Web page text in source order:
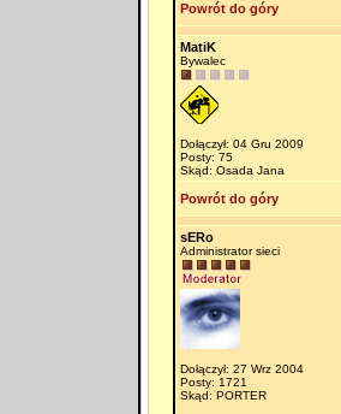
Powrót do góry
MatiK
Bywalec
Dołączył: 04 Gru 2009
Posty: 75
Skąd: Osada Jana
Powrót do góry
sERo
Administrator sieci
Dołączył: 27 Wrz 2004
Posty: 1721
Skąd: PORTER